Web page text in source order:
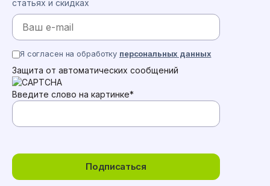
статьях и скидках
Подписаться
Я согласен на обработку персональных данных
Защита от автоматических сообщений
Введите слово на картинке*